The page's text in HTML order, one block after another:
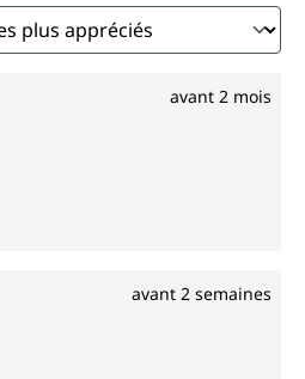
avant 2 mois
avant 2 semaines